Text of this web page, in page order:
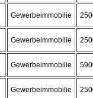
Gewerbeimmobilie
Gewerbeimmobilie
Gewerbeimmobilie
Gewerbeimmobilie